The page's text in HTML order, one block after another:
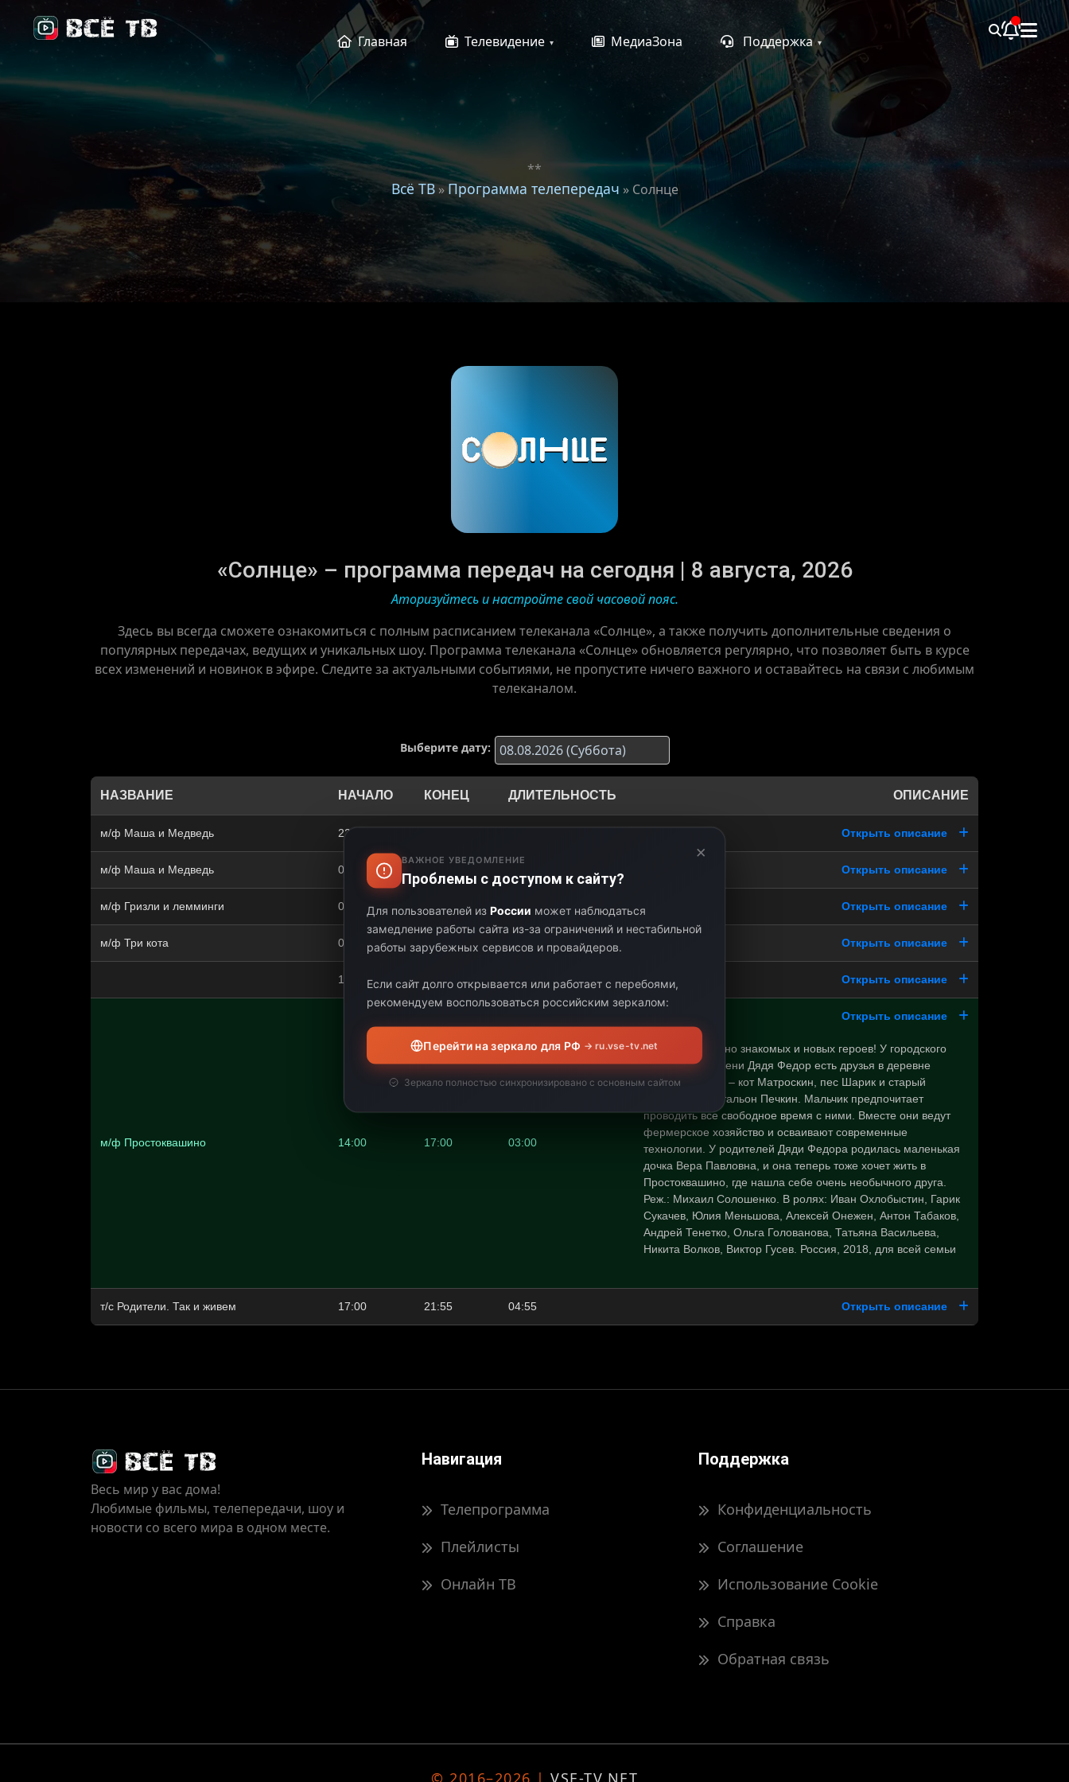
Главная Телевидение МедиаЗона Поддержка
**
Всё ТВ» Программа телепередач » Солнце
«Солнце» – программа передач на сегодня | 8 августа, 2026
Аторизуйтесь и настройте свой часовой пояс.
Здесь вы всегда сможете ознакомиться с полным расписанием телеканала «Солнце», а также получить дополнительные сведения о
популярных передачах, ведущих и уникальных шоу. Программа телеканала «Солнце» обновляется регулярно, что позволяет быть в курсе
всех изменений и новинок в эфире. Следите за актуальными событиями, не пропустите ничего важного и оставайтесь на связи с любимым
телеканалом.
Выберите дату:
НАЗВАНИЕ НАЧАЛО КОНЕЦ ДЛИТЕЛЬНОСТЬ ОПИСАНИЕ
м/ф Маша и Медведь 22:00 Открыть описание
м/ф Маша и Медведь 04:00 06:00 Открыть описание
м/ф Гризли и лемминги 06:00 07:30 01:30 Открыть описание
м/ф Три кота 07:30 11:00 03:30 Открыть описание
11:00 14:00 03:00 Открыть описание
м/ф Простоквашино 14:00 17:00 03:00
Открыть описание
Встречайте давно знакомых и новых героев! У городского
мальчика по имени Дядя Федор есть друзья в деревне
Простоквашино – кот Матроскин, пес Шарик и старый
ворчливый почтальон Печкин. Мальчик предпочитает
проводить все свободное время с ними. Вместе они ведут
фермерское хозяйство и осваивают современные
технологии. У родителей Дяди Федора родилась маленькая
дочка Вера Павловна, и она теперь тоже хочет жить в
Простоквашино, где нашла себе очень необычного друга.
Реж.: Михаил Солошенко. В ролях: Иван Охлобыстин, Гарик
Сукачев, Юлия Меньшова, Алексей Онежен, Антон Табаков,
Андрей Тенетко, Ольга Голованова, Татьяна Васильева,
Никита Волков, Виктор Гусев. Россия, 2018, для всей семьи
т/с Родители. Так и живем 17:00 21:55 04:55 Открыть описание
Весь мир у вас дома!
Любимые фильмы, телепередачи, шоу и
новости со всего мира в одном месте.
Навигация
Телепрограмма
Плейлисты
Онлайн ТВ
Поддержка
Конфиденциальность
Соглашение
Использование Cookie
Справка
Обратная связь
© 2016–2026 | VSE-TV.NET
×
ВАЖНОЕ УВЕДОМЛЕНИЕ
Проблемы с доступом к сайту?
Для пользователей из России может наблюдаться
замедление работы сайта из-за ограничений и нестабильной
работы зарубежных сервисов и провайдеров.
Если сайт долго открывается или работает с перебоями,
рекомендуем воспользоваться российским зеркалом:
Перейти на зеркало для РФ → ru.vse-tv.net
Зеркало полностью синхронизировано с основным сайтом